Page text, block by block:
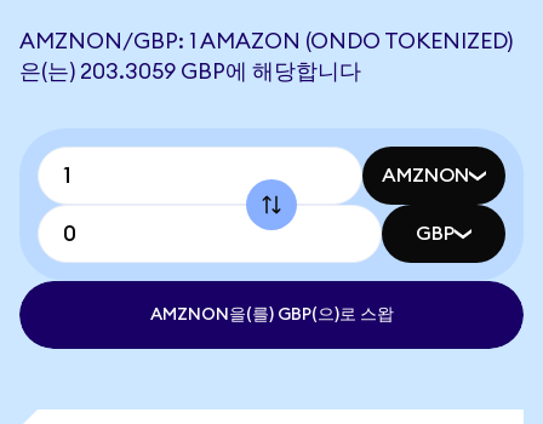
AMZNON/GBP: 1 AMAZON (ONDO TOKENIZED)
은(는) 203.3059 GBP에 해당합니다
AMZNON
GBP
AMZNON을(를) GBP(으)로 스왑